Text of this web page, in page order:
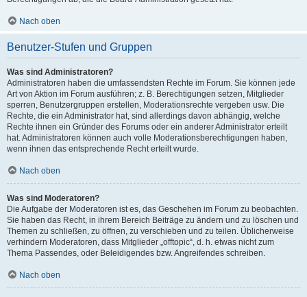
Nach oben
Benutzer-Stufen und Gruppen
Was sind Administratoren?
Administratoren haben die umfassendsten Rechte im Forum. Sie können jede
Art von Aktion im Forum ausführen; z. B. Berechtigungen setzen, Mitglieder
sperren, Benutzergruppen erstellen, Moderationsrechte vergeben usw. Die
Rechte, die ein Administrator hat, sind allerdings davon abhängig, welche
Rechte ihnen ein Gründer des Forums oder ein anderer Administrator erteilt
hat. Administratoren können auch volle Moderationsberechtigungen haben,
wenn ihnen das entsprechende Recht erteilt wurde.
Nach oben
Was sind Moderatoren?
Die Aufgabe der Moderatoren ist es, das Geschehen im Forum zu beobachten.
Sie haben das Recht, in ihrem Bereich Beiträge zu ändern und zu löschen und
Themen zu schließen, zu öffnen, zu verschieben und zu teilen. Üblicherweise
verhindern Moderatoren, dass Mitglieder „offtopic“, d. h. etwas nicht zum
Thema Passendes, oder Beleidigendes bzw. Angreifendes schreiben.
Nach oben